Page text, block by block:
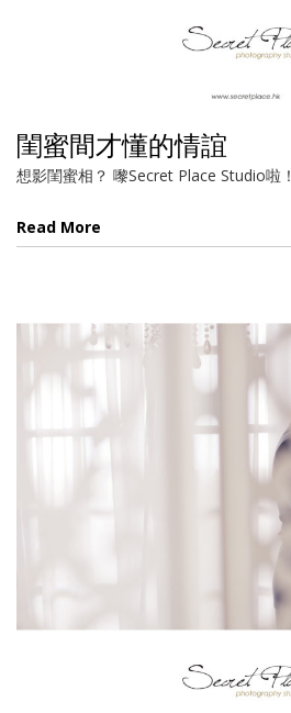
閨蜜間才懂的情誼
想影閨蜜相？ 嚟Secret Place Studio啦！
Read More